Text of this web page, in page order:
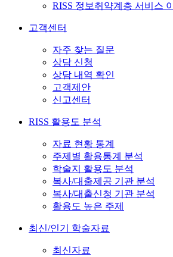
RISS 정보취약계층 서비스
고객센터
자주 찾는 질문
상담 신청
상담 내역 확인
고객제안
신고센터
RISS 활용도 분석
자료 현황 통계
주제별 활용통계 분석
학술지 활용도 분석
복사/대출제공 기관 분석
복사/대출신청 기관 분석
활용도 높은 주제
최신/인기 학술자료
최신자료